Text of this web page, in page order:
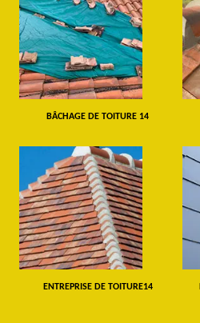
BÂCHAGE DE TOITURE 14
ENTREPRISE DE TOITURE14